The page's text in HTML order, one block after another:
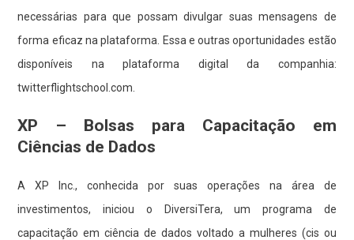
necessárias para que possam divulgar suas mensagens de
forma eficaz na plataforma. Essa e outras oportunidades estão
disponíveis na plataforma digital da companhia:
twitterflightschool.com
XP – Bolsas para Capacitação em
Ciências de Dados
A XP Inc., conhecida por suas operações na área de
investimentos, iniciou o DiversiTera, um programa de
capacitação em ciência de dados voltado a mulheres (cis ou